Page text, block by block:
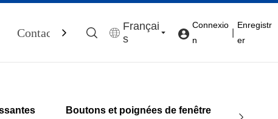
Contactez-Nous
Françai
s
Connexio
n
Enregistr
er
Boutons et poignées de fenêtre